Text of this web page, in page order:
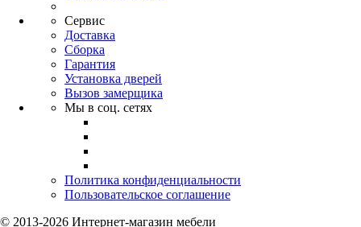
Сервис
Доставка
Сборка
Гарантия
Установка дверей
Вызов замерщика
Мы в соц. сетях
Политика конфиденциальности
Пользовательское соглашение
© 2013-2026 Интернет-магазин мебели